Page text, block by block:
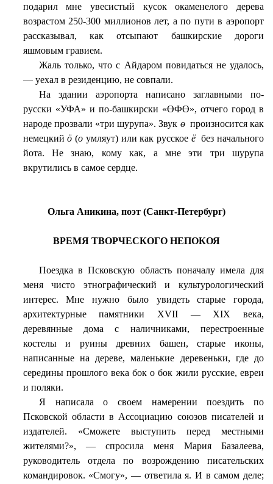
подарил мне увесистый кусок окаменелого дерева
возрастом 250-300 миллионов лет, а по пути в аэропорт
рассказывал, как отсыпают башкирские дороги
яшмовым гравием.
Жаль только, что с Айдаром повидаться не удалось,
— уехал в резиденцию, не совпали.
На здании аэропорта написано заглавными по-
русски «УФА» и по-башкирски «ӨФӨ», отчего город в
народе прозвали «три шурупа». Звук ө произносится как
немецкийö (о умляут) или как русское ё без начального
йота. Не знаю, кому как, а мне эти три шурупа
вкрутились в самое сердце.
Ольга Аникина, поэт (Санкт-Петербург)
ВРЕМЯ ТВОРЧЕСКОГО НЕПОКОЯ
Поездка в Псковскую область поначалу имела для
меня чисто этнографический и культурологический
интерес. Мне нужно было увидеть старые города,
архитектурные памятники XVII — XIX века,
деревянные дома с наличниками, перестроенные
костелы и руины древних башен, старые иконы,
написанные на дереве, маленькие деревеньки, где до
середины прошлого века бок о бок жили русские, евреи
и поляки.
Я написала о своем намерении поездить по
Псковской области в Ассоциацию союзов писателей и
издателей. «Сможете выступить перед местными
жителями?», — спросила меня Мария Базалеева,
руководитель отдела по возрождению писательских
командировок. «Смогу», — ответила я. И в самом деле;